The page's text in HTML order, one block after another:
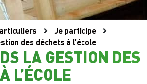
Je participe
des déchets à l’école
LA GESTION DES
L’ÉCOLE